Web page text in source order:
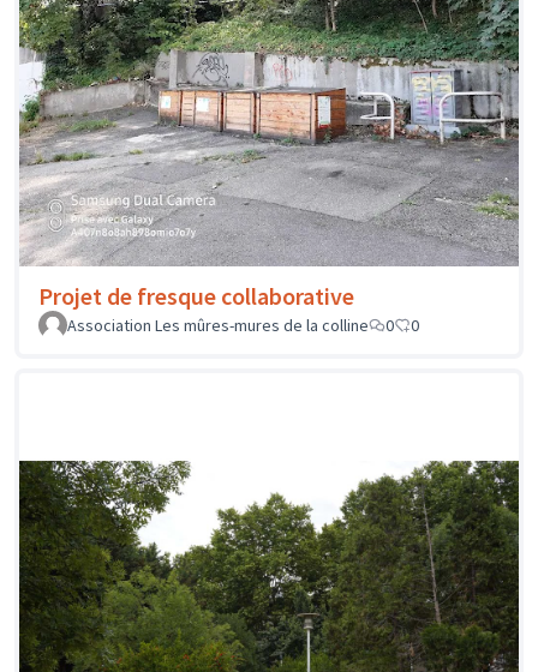
Projet de fresque collaborative
Association Les mûres-mures de la colline 0 0